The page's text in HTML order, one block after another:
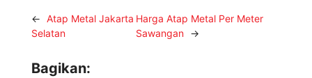
← Atap Metal Jakarta
Selatan
Harga Atap Metal Per Meter
Sawangan
→
Bagikan: